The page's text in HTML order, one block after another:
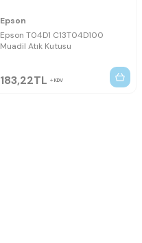
Epson
Epson T04D1 C13T04D100
Muadil Atık Kutusu
183,22TL KDV